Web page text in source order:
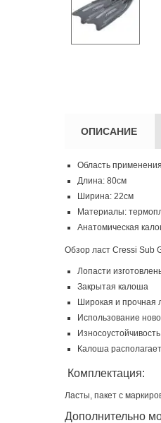
ОПИСАНИЕ
Область
Длина: 80см
Ширина: 22см
Материалы:
Анатомическая
Обзор ласт Cressi Sub
Лопасти
Закрытая калоша
Широкая и прочная
Использование
Калоша
Комплектация:
Ласты, пакет с
Дополнительно